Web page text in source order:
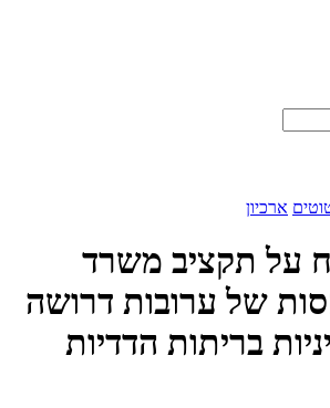
ארכיון
על תקציב משרד
של ערובות דרושה
בריתות הדדיות